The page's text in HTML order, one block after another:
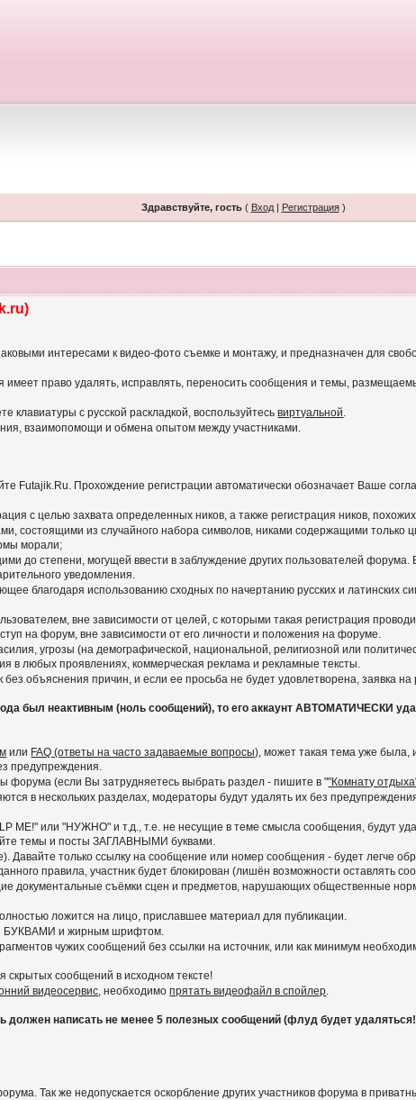
Здравствуйте, гость( Вход| Регистрация)
интересами к видео-фото съемке и монтажу, и предназначен для
право удалять, исправлять, переносить сообщения и темы,
с русской раскладкой, воспользуйтесьвиртуальной.
взаимопомощи и обмена опытом между участниками.
Futajik.Ru. Прохождение регистрации автоматически обозначает Ваше
с целью захвата определенных ников, а также регистрация ников,
состоящими из случайного набора символов, никами содержащими только
морали;
до степени, могущей ввести в заблуждение других пользователей
уведомления.
благодаря использованию сходных по начертанию русских и латинских
вне зависимости от целей, с которыми такая регистрация
на форум, вне зависимости от его личности и положения на форуме.
угрозы (на демографической, национальной, религиозной или
в любых проявлениях, коммерческая реклама и рекламные тексты.
объяснения причин, и если ее просьба не будет удовлетворена, заявка
был неактивным (ноль сообщений), то его аккаунт АВТОМАТИЧЕСКИ
или FAQ (ответы на часто задаваемые вопросы), может такая тема уже
предупреждения.
форума (если Вы затрудняетесь выбрать раздел - пишите в ""Комнату
в нескольких разделах, модераторы будут удалять их без
ME!" или "НУЖНО" и т.д., т.е. не несущие в теме смысла сообщения, будут
темы и посты ЗАГЛАВНЫМИ буквами.
Давайте только ссылку на сообщение или номер сообщения - будет
правила, участник будет блокирован (лишён возможности оставлять
документальные съёмки сцен и предметов, нарушающих общественные
ложится на лицо, приславшее материал для публикации.
БУКВАМИ и жирным шрифтом.
чужих сообщений без ссылки на источник, или как минимум
скрытых сообщений в исходном тексте!
видеосервис, необходимопрятать видеофайл в спойлер.
написать не менее 5 полезных сообщений (флуд будет
Так же недопускается оскорбление других участников форума в